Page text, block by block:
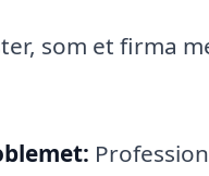
som et firma